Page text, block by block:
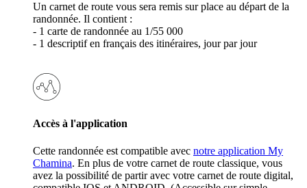
Un carnet de route vous sera remis sur place au départ de la
randonnée. Il contient :
- 1 carte de randonnée au 1/55 000
- 1 descriptif en français des itinéraires, jour par jour
Accès à l'application
Cette randonnée est compatible avec notre application My
Chamina. En plus de votre carnet de route classique, vous
avez la possibilité de partir avec votre carnet de route digital,